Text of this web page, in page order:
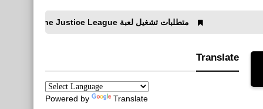
متطلبات تشغيل لعبة Suicide Squad: Kill the Justice League للكمبيوتر
Translate
Powered by Translate